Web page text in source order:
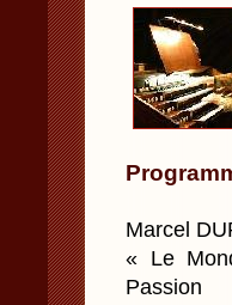
Marcel
« Le
Passion